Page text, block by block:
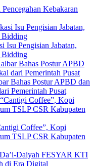
Kebakaran
Pengisian Jabatan,
Bidding
Bahas Postur APBD dan
Pemerintah Pusat
Coffee”, Kopi
TSLP CSR Kabupaten